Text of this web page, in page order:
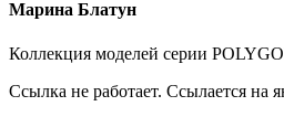
Марина Блатун
Коллекция моделей серии
Ссылка не работает. Ссылается на